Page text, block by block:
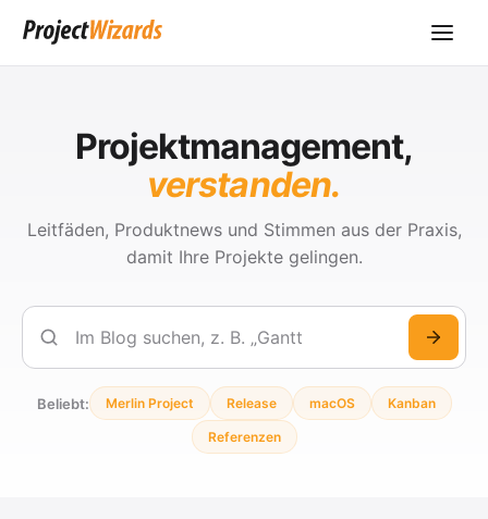
Projektmanagement,
verstanden.
Leitfäden, Produktnews und Stimmen aus der Praxis,
damit Ihre Projekte gelingen.
Suchen
Beliebt: Merlin Project Release macOS Kanban
Referenzen